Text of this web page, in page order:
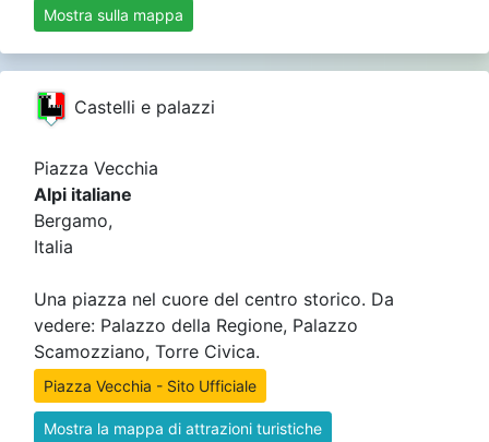
Mostra sulla mappa
Castelli e palazzi
Piazza Vecchia
Alpi italiane
Bergamo,
Italia
Una piazza nel cuore del centro storico. Da
vedere: Palazzo della Regione, Palazzo
Scamozziano, Torre Civica.
Piazza Vecchia - Sito Ufficiale
Mostra la mappa di attrazioni turistiche